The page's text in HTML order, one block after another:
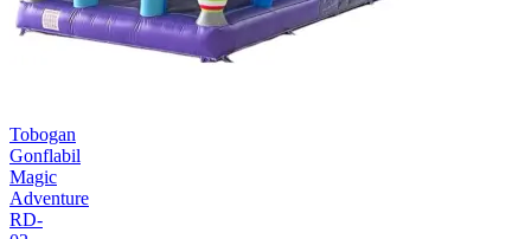
Tobogan
Gonflabil
Magic
Adventure
RD-